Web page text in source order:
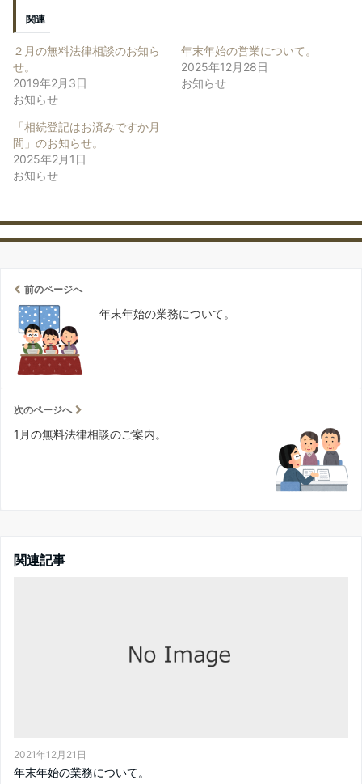
関連
２月の無料法律相談のお知ら
せ。
2019年2月3日
お知らせ
年末年始の営業について。
2025年12月28日
お知らせ
「相続登記はお済みですか月
間」のお知らせ。
2025年2月1日
お知らせ
前のページへ
年末年始の業務について。
次のページへ
1月の無料法律相談のご案内。
関連記事
2021年12月21日
年末年始の業務について。